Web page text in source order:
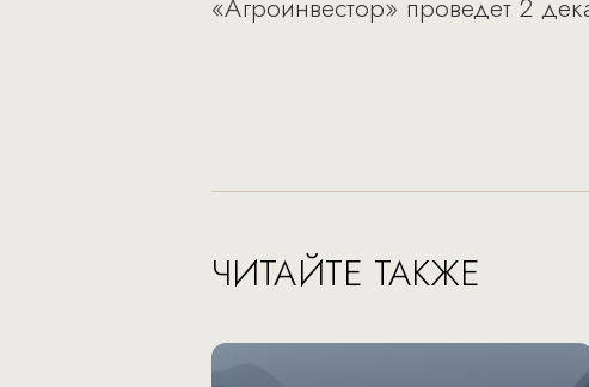
ЧИТАЙТЕ ТАКЖЕ